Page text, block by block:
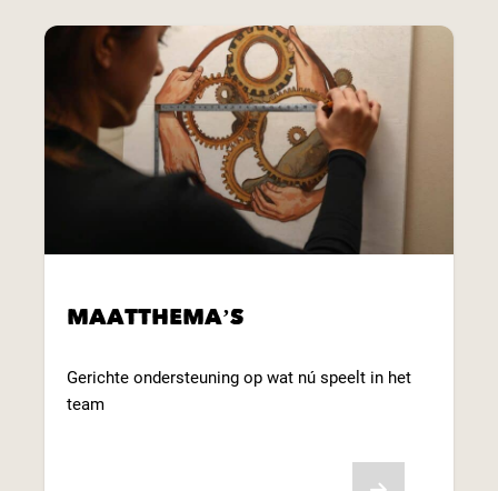
MAATTHEMA’S
Gerichte ondersteuning op wat nú speelt in het
team